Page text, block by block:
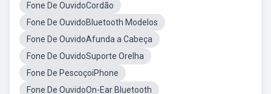
Fone De OuvidoCordão
Fone De OuvidoBluetooth Modelos
Fone De OuvidoAfunda a Cabeça
Fone De OuvidoSuporte Orelha
Fone De PescoçoiPhone
Fone De OuvidoOn-Ear Bluetooth